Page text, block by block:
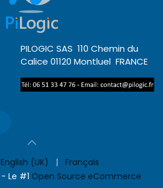
PILOGIC SAS 110 Chemin du
Calice 01120 Montluel FRANCE
English (UK) |
Français
- Le #1 Open Source eCommerce